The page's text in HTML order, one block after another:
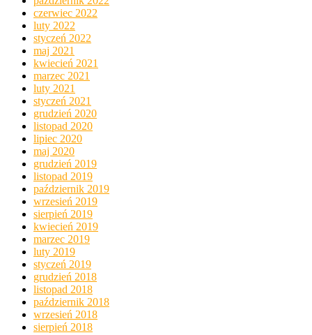
czerwiec 2022
luty 2022
styczeń 2022
maj 2021
kwiecień 2021
marzec 2021
luty 2021
styczeń 2021
grudzień 2020
listopad 2020
lipiec 2020
maj 2020
grudzień 2019
listopad 2019
październik 2019
wrzesień 2019
sierpień 2019
kwiecień 2019
marzec 2019
luty 2019
styczeń 2019
grudzień 2018
listopad 2018
październik 2018
wrzesień 2018
sierpień 2018